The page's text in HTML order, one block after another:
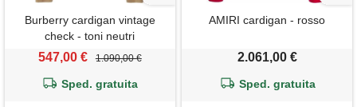
Burberry cardigan vintage
check - toni neutri
547,00 € 1.090,00 €
Sped. gratuita
AMIRI cardigan - rosso
2.061,00 €
Sped. gratuita